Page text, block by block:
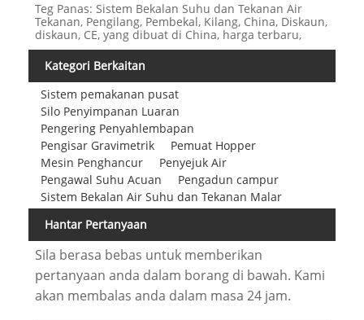
Teg Panas: Sistem Bekalan Suhu dan Tekanan Air
Tekanan, Pengilang, Pembekal, Kilang, China, Diskaun,
diskaun, CE, yang dibuat di China, harga terbaru,
Kategori Berkaitan
Sistem pemakanan pusat
Silo Penyimpanan Luaran
Pengering Penyahlembapan
Pengisar Gravimetrik
Pemuat Hopper
Mesin Penghancur
Penyejuk Air
Pengawal Suhu Acuan
Pengadun campur
Sistem Bekalan Air Suhu dan Tekanan Malar
Hantar Pertanyaan
Sila berasa bebas untuk memberikan
pertanyaan anda dalam borang di bawah. Kami
akan membalas anda dalam masa 24 jam.